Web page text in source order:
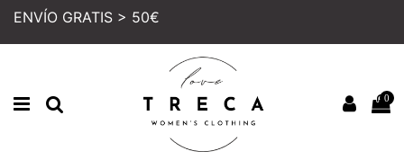
ENVÍO GRATIS > 50€
0